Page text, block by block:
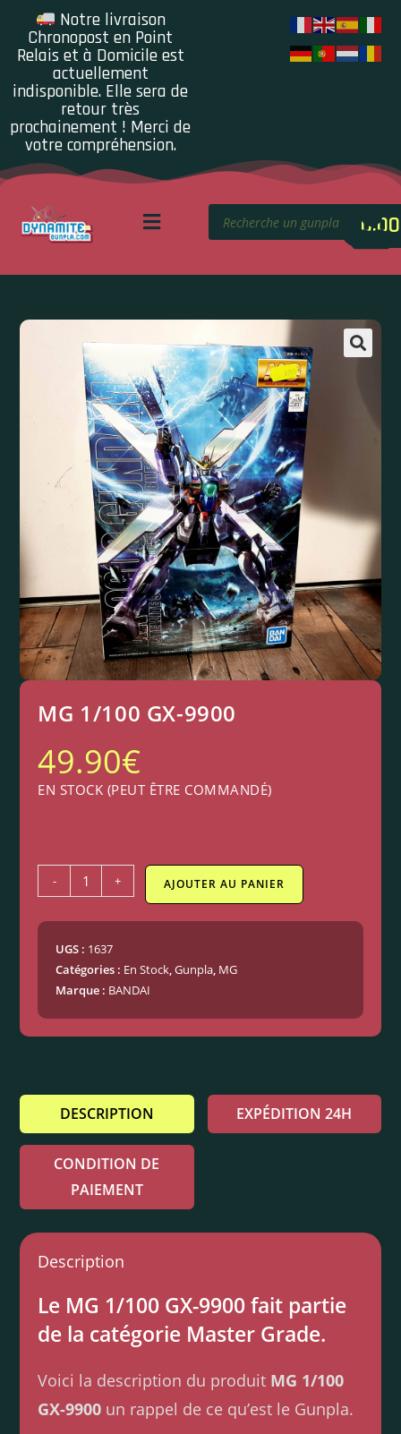
Notre livraison
Chronopost en Point
Relais et à Domicile est
actuellement
indisponible. Elle sera de
retour très
prochainement ! Merci de
votre compréhension.
0.00
MG 1/100 GX-9900
49.90€
EN STOCK (PEUT ÊTRE COMMANDÉ)
- + AJOUTER AU PANIER
UGS : 1637
Catégories : En Stock,Gunpla, MG
Marque : BANDAI
DESCRIPTION EXPÉDITION 24H
CONDITION DE
PAIEMENT
Description
Le MG 1/100 GX-9900 fait partie
de la catégorie Master Grade.
Voici la description du produit MG 1/100
GX-9900 un rappel de ce qu’est le Gunpla.